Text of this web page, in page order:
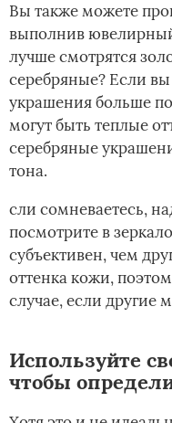
Вы также можете
выполнив
лучше смотрятся
серебряные? Если вы
украшения больше
могут быть теплые
серебряные
тона.
сли сомневаетесь,
посмотрите в
субъективен, чем
оттенка кожи,
случае, если другие
Используйте
чтобы